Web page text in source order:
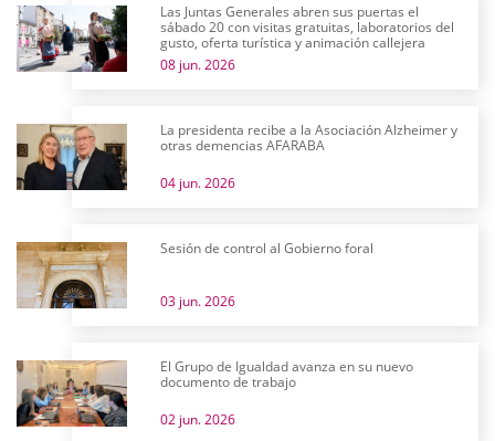
Las Juntas Generales abren sus puertas el
sábado 20 con visitas gratuitas, laboratorios del
gusto, oferta turística y animación callejera
08 jun. 2026
La presidenta recibe a la Asociación Alzheimer y
otras demencias AFARABA
04 jun. 2026
Sesión de control al Gobierno foral
03 jun. 2026
El Grupo de Igualdad avanza en su nuevo
documento de trabajo
02 jun. 2026